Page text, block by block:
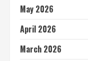
May 2026
April 2026
March 2026